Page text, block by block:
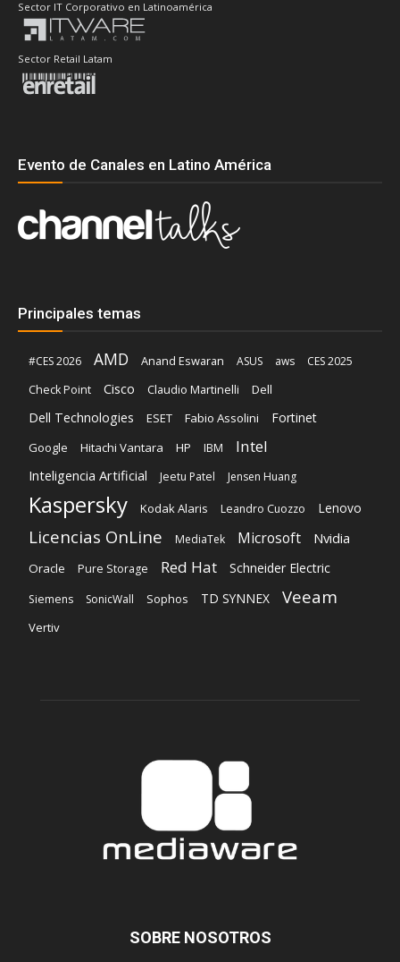
Sector IT Corporativo en Latinoamérica
Sector Retail Latam
Evento de Canales en Latino América
Principales temas
#CES 2026 AMD Anand Eswaran ASUS aws
CES 2025
Check Point
Cisco Claudio Martinelli Dell
Dell Technologies ESET Fabio Assolini Fortinet
Google Hitachi Vantara HP IBM Intel
Inteligencia Artificial Jeetu Patel Jensen Huang
Kaspersky Kodak Alaris Leandro Cuozzo Lenovo
Licencias OnLine MediaTek Microsoft Nvidia
Oracle Pure Storage Red Hat Schneider Electric
Siemens SonicWall Sophos TD SYNNEX Veeam
Vertiv
SOBRE NOSOTROS